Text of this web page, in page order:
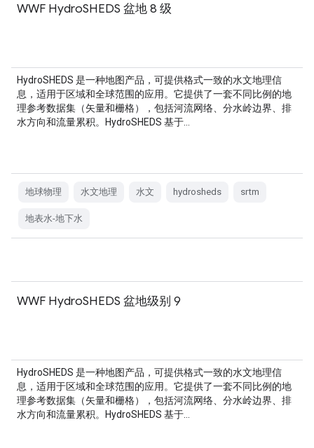
WWF HydroSHEDS 盆地 8 级
HydroSHEDS 是一种地图产品，可提供格式一致的水文地理信
息，适用于区域和全球范围的应用。它提供了一套不同比例的地
理参考数据集（矢量和栅格），包括河流网络、分水岭边界、排
水方向和流量累积。HydroSHEDS 基于…
地球物理 水文地理 水文 hydrosheds srtm
地表水-地下水
WWF HydroSHEDS 盆地级别 9
HydroSHEDS 是一种地图产品，可提供格式一致的水文地理信
息，适用于区域和全球范围的应用。它提供了一套不同比例的地
理参考数据集（矢量和栅格），包括河流网络、分水岭边界、排
水方向和流量累积。HydroSHEDS 基于…